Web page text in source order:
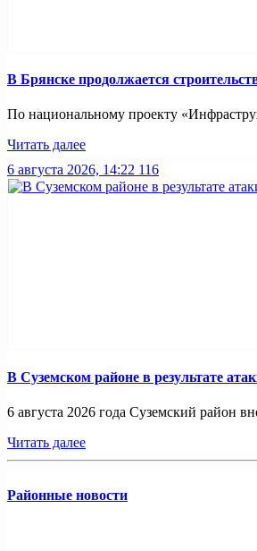
В Брянске продолжается
По национальному проекту
Читать далее
6 августа 2026, 14:22 116
В Суземском районе в результате
6 августа 2026 года Суземский район
Читать далее
Районные новости